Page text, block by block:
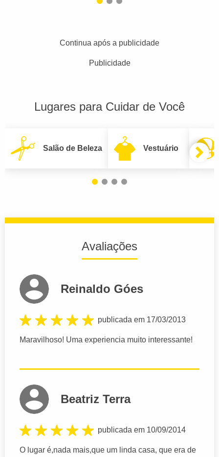
Continua após a publicidade
Publicidade
Lugares para Cuidar de Você
Salão de Beleza Vestuário
Avaliações
Reinaldo Góes
publicada em 17/03/2013
Maravilhoso! Uma experiencia muito interessante!
Beatriz Terra
publicada em 10/09/2014
O lugar é,nada mais,que um linda casa, que era de